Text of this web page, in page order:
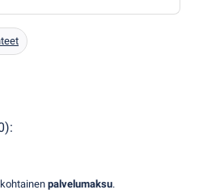
):
palvelumaksu.